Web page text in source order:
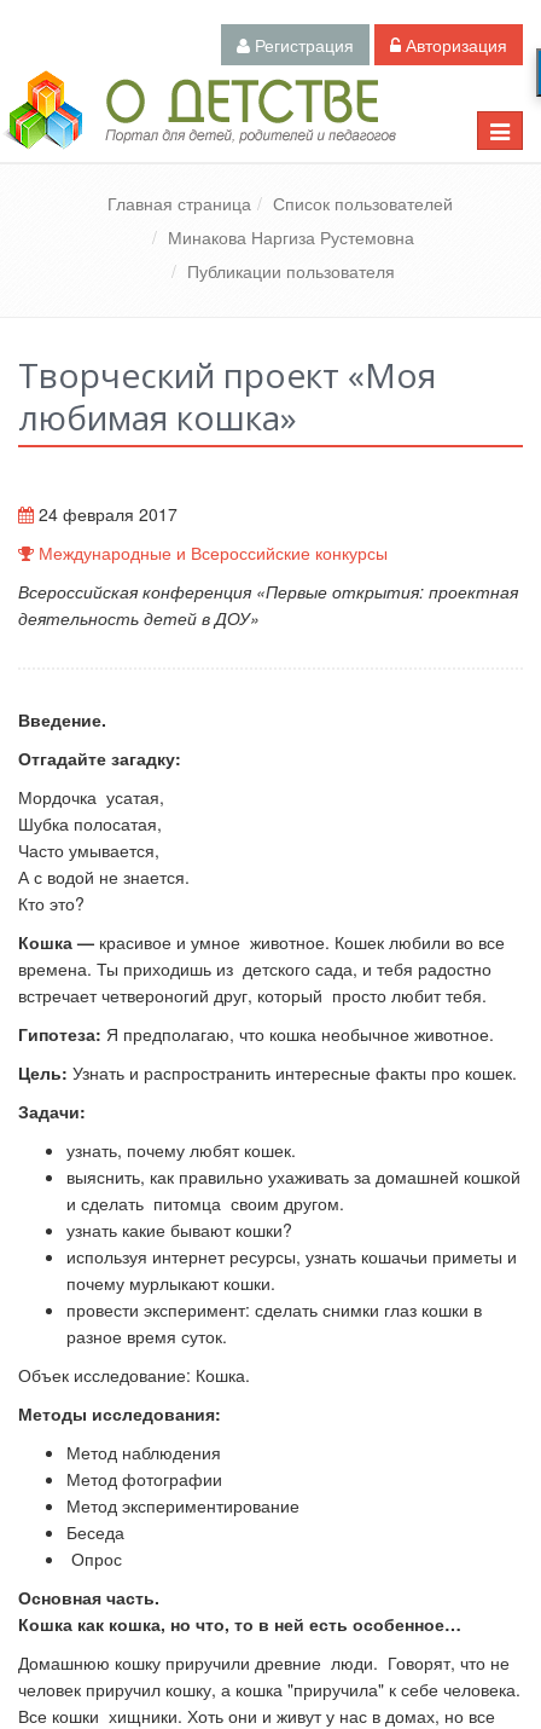
Регистрация Авторизация
Toggle
Педагогический портал «О детстве»
Главная страница
Список пользователей
Минакова Наргиза Рустемовна
Публикации пользователя
Творческий проект «Моя
любимая кошка»
24 февраля 2017
Международные и Всероссийские конкурсы
Всероссийская конференция «Первые открытия: проектная
деятельность детей в ДОУ»
Введение.
Отгадайте загадку:
Мордочка усатая,
Шубка полосатая,
Часто умывается,
А с водой не знается.
Кто это?
Кошка — красивое и умное животное. Кошек любили во все
времена. Ты приходишь из детского сада, и тебя радостно
встречает четвероногий друг, который просто любит тебя.
Гипотеза: Я предполагаю, что кошка необычное животное.
Цель: Узнать и распространить интересные факты про кошек.
Задачи:
узнать, почему любят кошек.
выяснить, как правильно ухаживать за домашней кошкой
и сделать питомца своим другом.
узнать какие бывают кошки?
используя интернет ресурсы, узнать кошачьи приметы и
почему мурлыкают кошки.
провести эксперимент: сделать снимки глаз кошки в
разное время суток.
Объек исследование: Кошка.
Методы исследования:
Метод наблюдения
Метод фотографии
Метод экспериментирование
Беседа
Опрос
Основная часть.
Кошка как кошка, но что, то в ней есть особенное…
Домашнюю кошку приручили древние люди. Говорят, что не
человек приручил кошку, а кошка "приручила" к себе человека.
Все кошки хищники. Хоть они и живут у нас в домах, но все